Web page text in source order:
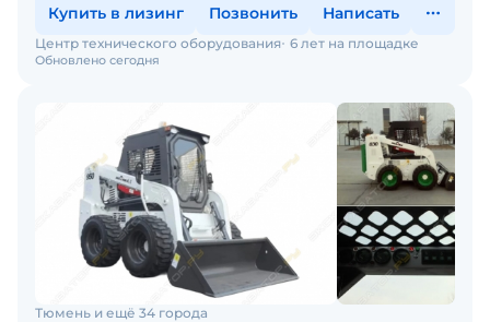
Купить в лизинг Позвонить Написать
Обновлено сегодня
Центр технического оборудования 6 лет на площадке
Тюмень и ещё 34 города